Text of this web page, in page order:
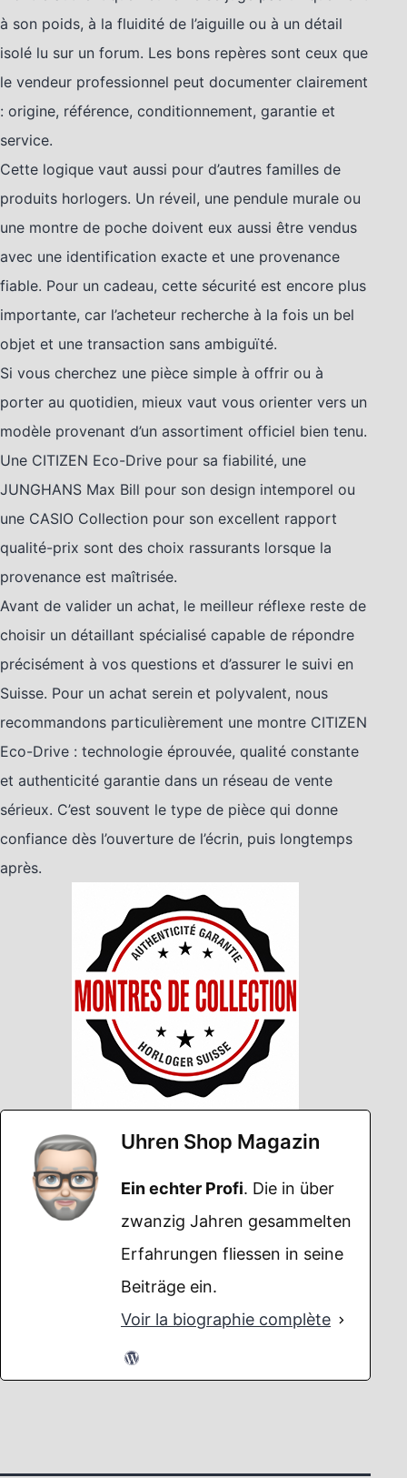
à son poids, à la fluidité de l’aiguille ou à un détail
isolé lu sur un forum. Les bons repères sont ceux que
le vendeur professionnel peut documenter clairement
: origine, référence, conditionnement, garantie et
service.
Cette logique vaut aussi pour d’autres familles de
produits horlogers. Un réveil, une pendule murale ou
une montre de poche doivent eux aussi être vendus
avec une identification exacte et une provenance
fiable. Pour un cadeau, cette sécurité est encore plus
importante, car l’acheteur recherche à la fois un bel
objet et une transaction sans ambiguïté.
Si vous cherchez une pièce simple à offrir ou à
porter au quotidien, mieux vaut vous orienter vers un
modèle provenant d’un assortiment officiel bien tenu.
Une CITIZEN Eco-Drive pour sa fiabilité, une
JUNGHANS Max Bill pour son design intemporel ou
une CASIO Collection pour son excellent rapport
qualité-prix sont des choix rassurants lorsque la
provenance est maîtrisée.
Avant de valider un achat, le meilleur réflexe reste de
choisir un détaillant spécialisé capable de répondre
précisément à vos questions et d’assurer le suivi en
Suisse. Pour un achat serein et polyvalent, nous
recommandons particulièrement une montre CITIZEN
Eco-Drive : technologie éprouvée, qualité constante
et authenticité garantie dans un réseau de vente
sérieux. C’est souvent le type de pièce qui donne
confiance dès l’ouverture de l’écrin, puis longtemps
après.
Uhren Shop Magazin
Ein echter Profi. Die in über
zwanzig Jahren gesammelten
Erfahrungen fliessen in seine
Beiträge ein.
Voir la biographie complète